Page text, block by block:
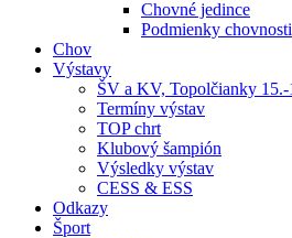
Chovné jedince
Podmienky chovnosti
Chov
Výstavy
ŠV a KV, Topolčianky 15.-
Termíny výstav
TOP chrt
Klubový šampión
Výsledky výstav
CESS & ESS
Odkazy
Šport